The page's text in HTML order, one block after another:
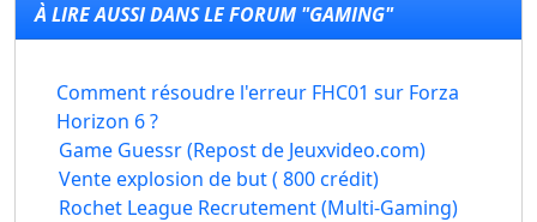
À LIRE AUSSI DANS LE FORUM "GAMING"
Comment résoudre l'erreur FHC01 sur Forza
Horizon 6 ?
Game Guessr (Repost de Jeuxvideo.com)
Vente explosion de but ( 800 crédit)
Rochet League Recrutement (Multi-Gaming)